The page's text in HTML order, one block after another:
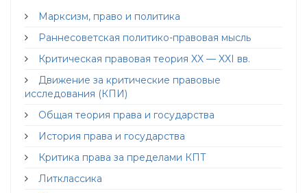
Марксизм, право и политика
Раннесоветская политико-правовая мысль
Критическая правовая теория XX — XXI вв.
Движение за критические правовые
исследования (КПИ)
Общая теория права и государства
История права и государства
Критика права за пределами КПТ
Литклассика